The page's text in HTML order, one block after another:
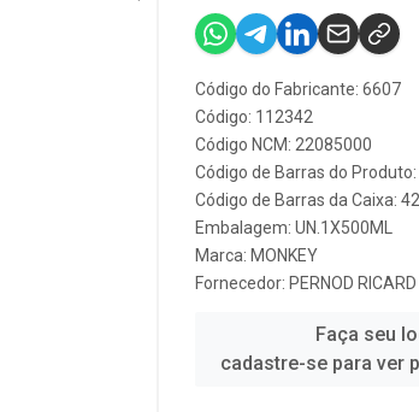
Código do Fabricante: 6607
Código: 112342
Código NCM: 22085000
Código de Barras do
Código de Barras da Caixa:
Embalagem: UN.1X500ML
Marca: MONKEY
Fornecedor: PERNOD
Faça seu
cadastre-se para ver